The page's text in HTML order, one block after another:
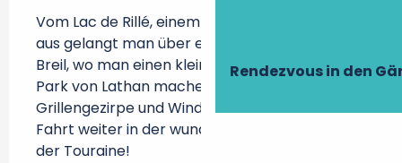
Rendezvous in den
Vom Lac de Rillé, einem Vogelschutzgebiet,
aus gelangt man über einen Waldweg nach
Breil, wo man einen kleinen Abstecher zum
Park von Lathan machen kann. Mit
Grillengezirpe und Wind in den Haaren geht die
Fahrt weiter in der wunderschönen Landschaft
der Touraine!